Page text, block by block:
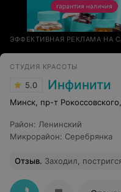
ЭФФЕКТИВНАЯ РЕКЛАМА НА
СТУДИЯ КРАСОТЫ
5.0 Инфинити
Минск, пр-т
Район: Ленинский
Микрорайон: Серебрянка
Отзыв. Заходил,